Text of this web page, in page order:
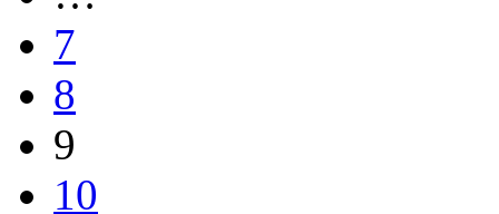
7
8
9
10